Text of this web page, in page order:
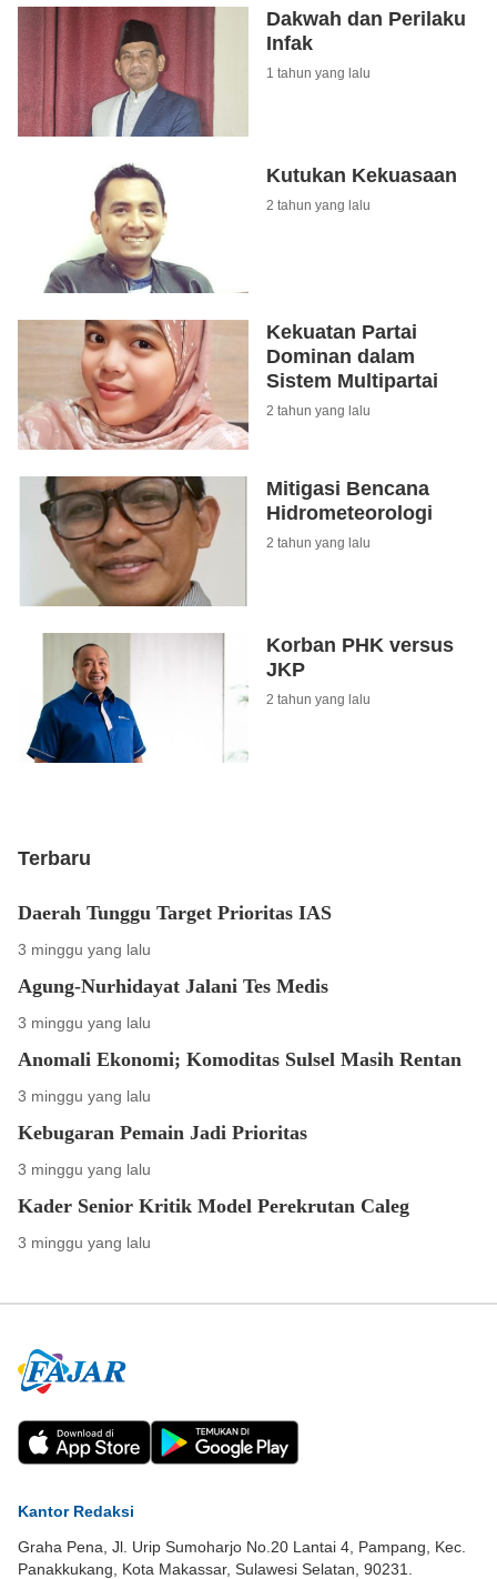
Dakwah dan Perilaku
Infak
1 tahun yang lalu
Kutukan Kekuasaan
2 tahun yang lalu
Kekuatan Partai
Dominan dalam
Sistem Multipartai
2 tahun yang lalu
Mitigasi Bencana
Hidrometeorologi
2 tahun yang lalu
Korban PHK versus
JKP
2 tahun yang lalu
Terbaru
Daerah Tunggu Target Prioritas IAS
3 minggu yang lalu
Agung-Nurhidayat Jalani Tes Medis
3 minggu yang lalu
Anomali Ekonomi; Komoditas Sulsel Masih Rentan
3 minggu yang lalu
Kebugaran Pemain Jadi Prioritas
3 minggu yang lalu
Kader Senior Kritik Model Perekrutan Caleg
3 minggu yang lalu
Kantor Redaksi
Graha Pena, Jl. Urip Sumoharjo No.20 Lantai 4, Pampang, Kec.
Panakkukang, Kota Makassar, Sulawesi Selatan, 90231.